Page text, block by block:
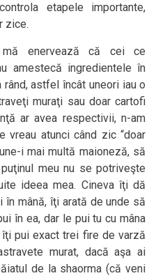
etapele importante,
zice.
enervează că cei ce
amestecă ingredientele în
astfel încât uneori iau o
muraţi sau doar cartofi
ar avea respectivii, n-am
atunci când zic “doar
i mai multă maioneză, să
meu nu se potriveşte
ideea mea. Cineva îţi dă
mână, îţi arată de unde să
în ea, dar le pui tu cu mâna
pui exact trei fire de varză
murat, dacă aşa ai
de la shaorma (că veni